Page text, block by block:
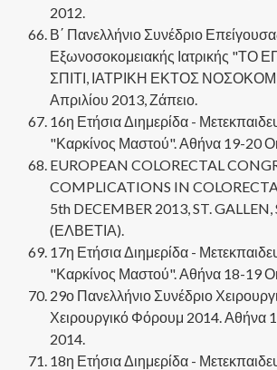
2012.
Β΄ Πανελλήνιο Συνέδριο
Εξωνοσοκομειακής Ιατρικής "ΤΟ
ΣΠΙΤΙ, ΙΑΤΡΙΚΗ ΕΚΤΟΣ
Απριλίου 2013, Ζάπειο.
16η Ετήσια Διημερίδα -
"Καρκίνος Μαστού". Αθήνα 19-20
EUROPEAN COLORECTAL
COMPLICATIONS IN
5th DECEMBER 2013, ST.
(ΕΛΒΕΤΙΑ).
17η Ετήσια Διημερίδα -
"Καρκίνος Μαστού". Αθήνα 18-19
29ο Πανελλήνιο Συνέδριο
Χειρουργικό Φόρουμ 2014. Αθήνα
2014.
18η Ετήσια Διημερίδα -